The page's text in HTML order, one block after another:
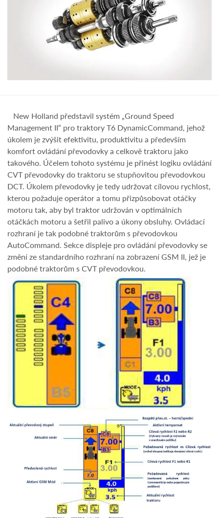
New Holland představil systém „Ground Speed
Management II“ pro traktory T6 DynamicCommand, jehož
úkolem je zvýšit efektivitu, produktivitu a především
komfort ovládání převodovky a celkově traktoru jako
takového. Účelem tohoto systému je přinést logiku ovládání
CVT převodovky do traktoru se stupňovitou převodovkou
DCT. Úkolem převodovky je tedy udržovat cílovou rychlost,
kterou požaduje operátor a tomu přizpůsobovat otáčky
motoru tak, aby byl traktor udržován v optimálních
otáčkách motoru a šetřil palivo a úkony obsluhy. Ovládací
rozhraní je tak podobné traktorům s převodovkou
AutoCommand. Sekce displeje pro ovládání převodovky se
změní ze standardního rozhraní na zobrazení GSM II, jež je
podobné traktorům s CVT převodovkou.